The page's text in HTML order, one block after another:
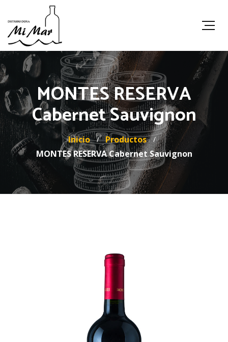
MONTES RESERVA
Cabernet Sauvignon
Inicio
Productos
MONTES RESERVA Cabernet Sauvignon